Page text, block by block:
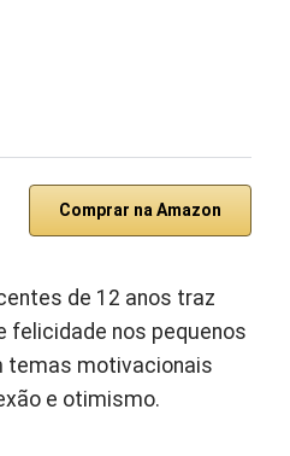
Comprar na Amazon
de 12 anos traz
felicidade nos pequenos
temas motivacionais
e otimismo.